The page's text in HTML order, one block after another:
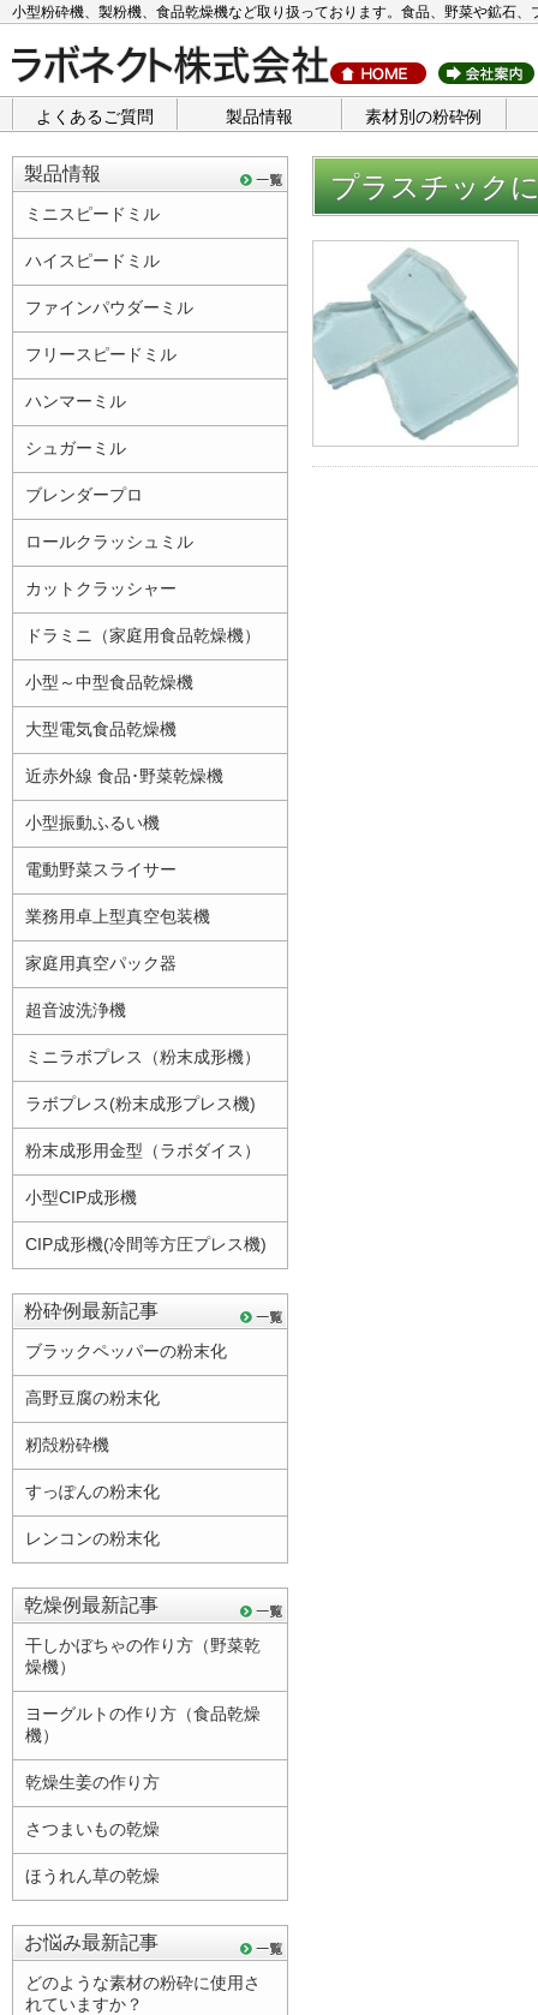
小型粉砕機、製粉機、食品乾燥機など取り扱っております。食品、野菜や鉱石
よくあるご質問 製品情報 素材別の粉砕例
プラスチック
製品情報
ミニスピードミル
ハイスピードミル
ファインパウダーミル
フリースピードミル
ハンマーミル
シュガーミル
ブレンダープロ
ロールクラッシュミル
カットクラッシャー
ドラミニ（家庭用食品乾燥機）
小型～中型食品乾燥機
大型電気食品乾燥機
近赤外線 食品･野菜乾燥機
小型振動ふるい機
電動野菜スライサー
業務用卓上型真空包装機
家庭用真空パック器
超音波洗浄機
ミニラボプレス（粉末成形機）
ラボプレス(粉末成形プレス機)
粉末成形用金型（ラボダイス）
小型CIP成形機
CIP成形機(冷間等方圧プレス機)
粉砕例最新記事
ブラックペッパーの粉末化
高野豆腐の粉末化
籾殻粉砕機
すっぽんの粉末化
レンコンの粉末化
乾燥例最新記事
干しかぼちゃの作り方（野菜乾
燥機）
ヨーグルトの作り方（食品乾燥
機）
乾燥生姜の作り方
さつまいもの乾燥
ほうれん草の乾燥
お悩み最新記事
どのような素材の粉砕に使用さ
れていますか？